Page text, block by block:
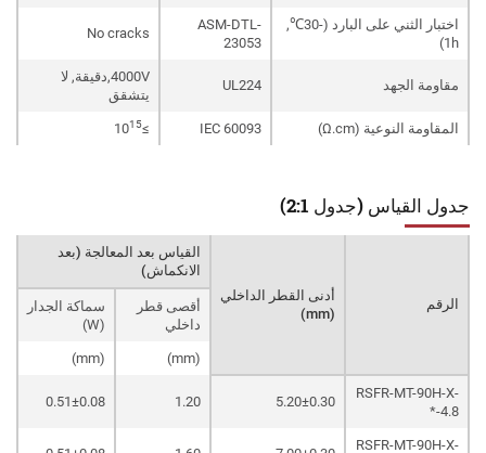
اختبار الثني على البارد (-30℃,
1h)
ASM-DTL-
23053
No cracks
مقاومة الجهد UL224
4000V,دقيقة, لا
يتشقق
المقاومة النوعية (Ω.cm) IEC 60093
≥10
15
جدول القياس (جدول 2:1)
الرقم
أدنى القطر الداخلي
(mm)
القياس بعد المعالجة (بعد
الانكماش)
أقصى قطر
داخلي
سماكة الجدار
(W)
(mm)
(mm)
RSFR-MT-90H-X-
4.8-*
5.20±0.30
1.20
0.51±0.08
RSFR-MT-90H-X-